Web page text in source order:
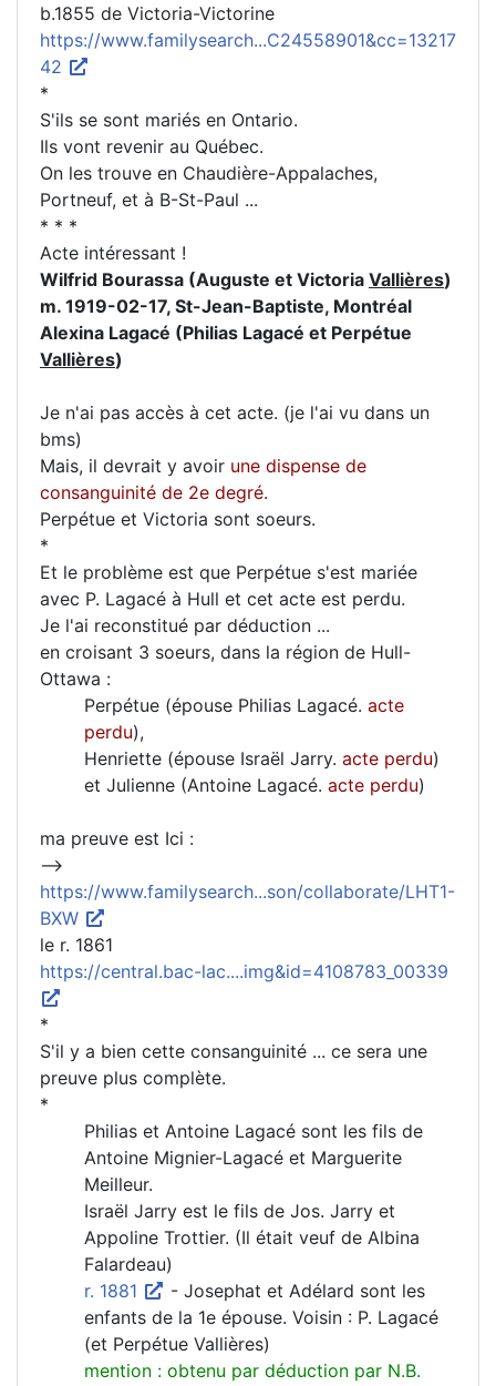
b.1855 de Victoria-Victorine
https://www.familysearch...C24558901&cc=13217
42
*
S'ils se sont mariés en Ontario.
Ils vont revenir au Québec.
On les trouve en Chaudière-Appalaches,
Portneuf, et à B-St-Paul ...
* * *
Acte intéressant !
Wilfrid Bourassa (Auguste et Victoria Vallières)
m. 1919-02-17, St-Jean-Baptiste, Montréal
Alexina Lagacé (Philias Lagacé et Perpétue
Vallières)
Je n'ai pas accès à cet acte. (je l'ai vu dans un
bms)
Mais, il devrait y avoir une dispense de
consanguinité de 2e degré.
Perpétue et Victoria sont soeurs.
*
Et le problème est que Perpétue s'est mariée
avec P. Lagacé à Hull et cet acte est perdu.
Je l'ai reconstitué par déduction ...
en croisant 3 soeurs, dans la région de Hull-
Ottawa :
Perpétue (épouse Philias Lagacé. acte
perdu),
Henriette (épouse Israël Jarry. acte perdu)
et Julienne (Antoine Lagacé. acte perdu)
ma preuve est Ici :
-->
https://www.familysearch...son/collaborate/LHT1-
BXW
le r. 1861
https://central.bac-lac....img&id=4108783_00339
*
S'il y a bien cette consanguinité ... ce sera une
preuve plus complète.
*
Philias et Antoine Lagacé sont les fils de
Antoine Mignier-Lagacé et Marguerite
Meilleur.
Israël Jarry est le fils de Jos. Jarry et
Appoline Trottier. (Il était veuf de Albina
Falardeau)
r. 1881
- Josephat et Adélard sont les
enfants de la 1e épouse. Voisin : P. Lagacé
(et Perpétue Vallières)
mention : obtenu par déduction par N.B.